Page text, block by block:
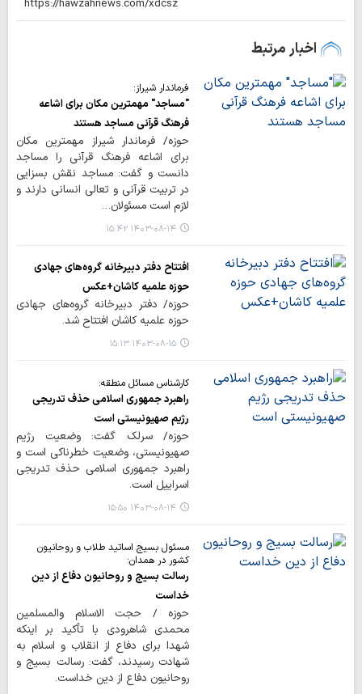
اخبار مرتبط
فرماندار شیراز:
"مساجد" مهمترین مکان برای اشاعه
فرهنگ قرآنی مساجد هستند
حوزه/ فرماندار شیراز مهمترین مکان
برای اشاعه فرهنگ قرآنی را مساجد
دانست و گفت: مساجد نقش بسزایی
در تربیت قرآنی و تعالی انسانی دارند و
لازم است مسئولان…
۱۴۰۳-۰۸-۱۴ ۱۵:۴۲
افتتاح دفتر دبیرخانه گروه‌های جهادی
حوزه علمیه کاشان+عکس
حوزه/ دفتر دبیرخانه گروه‌های جهادی
حوزه علمیه کاشان افتتاح شد.
۱۴۰۳-۰۸-۱۵ ۱۵:۱۳
کارشناس مسائل منطقه:
راهبرد جمهوری اسلامی حذف تدریجی
رژیم صهیونیستی است
حوزه/ سرلک گفت: وضعیت رژیم
صهیونیستی، وضعیت خطرناکی است و
راهبرد جمهوری اسلامی حذف تدریجی
اسراییل است.
۱۴۰۳-۰۸-۱۴ ۱۵:۵۰
مسئول بسیج اساتید طلاب و روحانیون
کشور در همدان:
رسالت بسیج و روحانیون دفاع از دین
خداست
حوزه / حجت الاسلام والمسلمین
محمدی شاهرودی با تأکید بر اینکه
شهدا برای دفاع از انقلاب و اسلام به
شهادت رسیدند، گفت: رسالت بسیج و
روحانیون دفاع از دین خداست.